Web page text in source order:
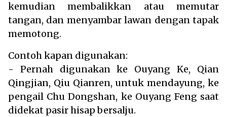
kemudian membalikkan atau memutar
tangan, dan menyambar lawan dengan tapak
memotong.
Contoh kapan digunakan:
- Pernah digunakan ke Ouyang Ke, Qian
Qingjian, Qiu Qianren, untuk mendayung, ke
pengail Chu Dongshan, ke Ouyang Feng saat
didekat pasir hisap bersalju.